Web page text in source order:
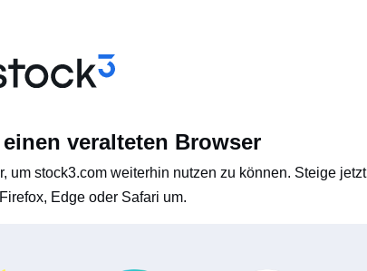
veralteten Browser
um stock3.com weiterhin nutzen zu können. Steige jetzt
Edge oder Safari um.